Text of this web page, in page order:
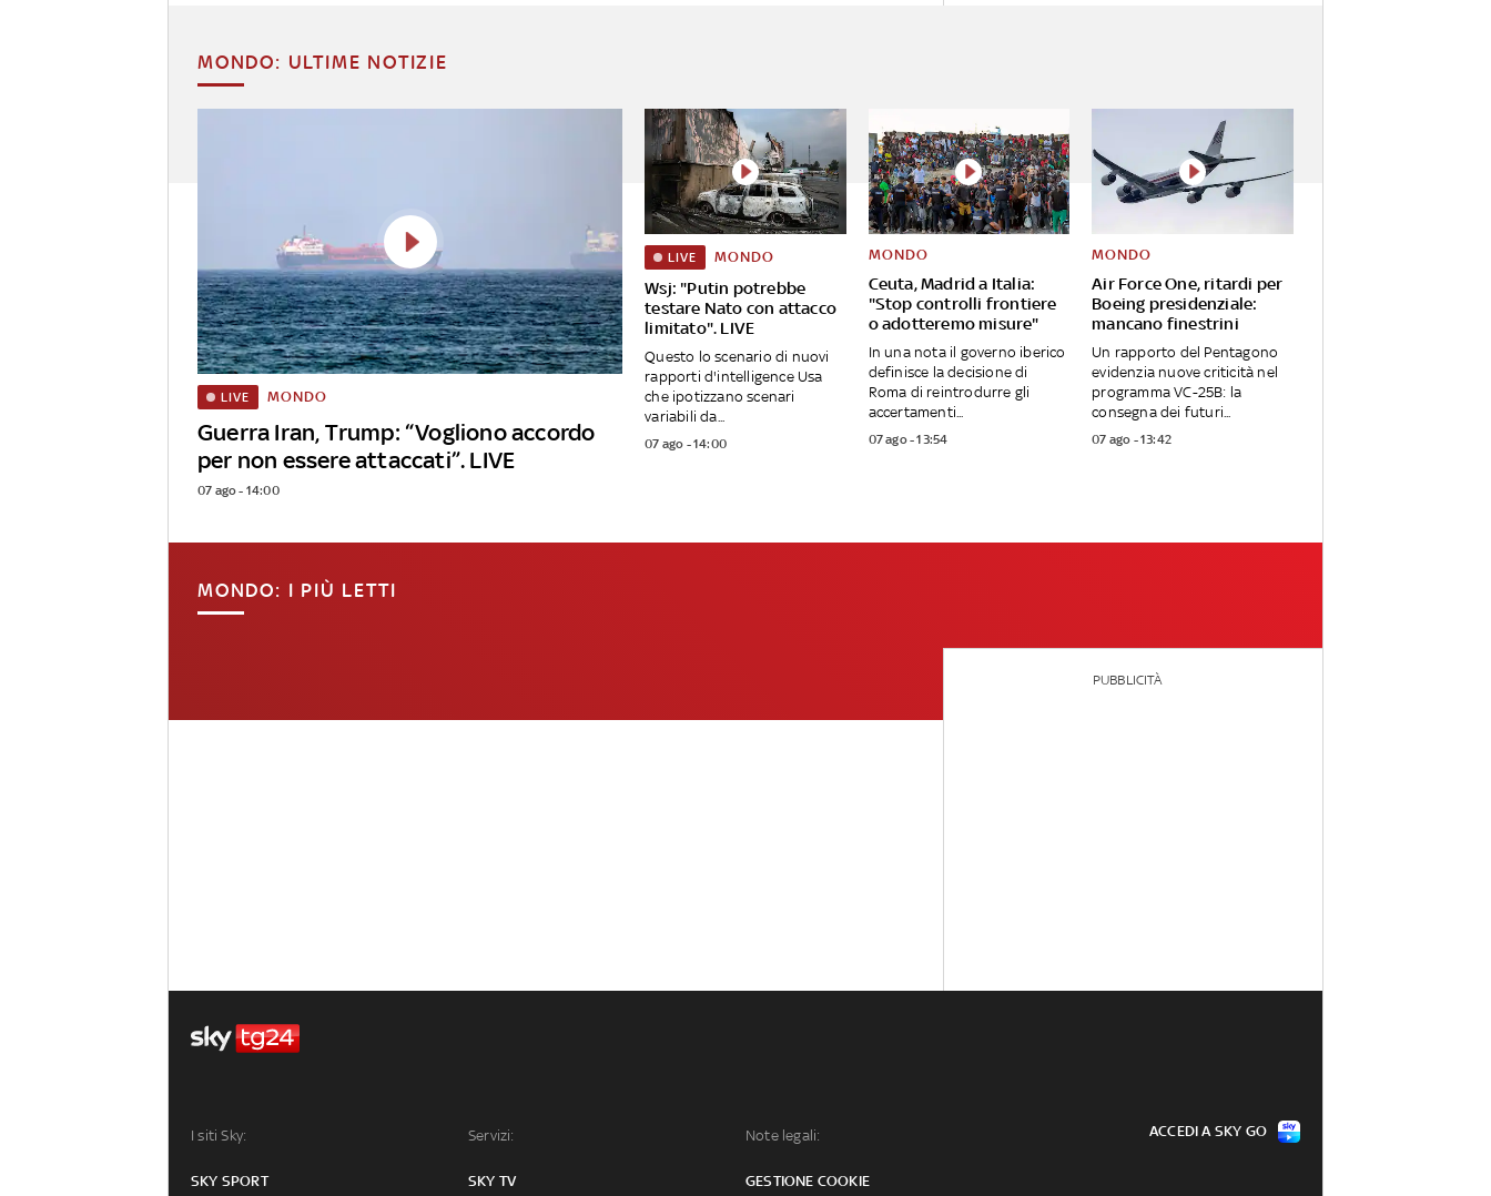
MONDO: ULTIME NOTIZIE
Guerra Iran, Trump: “Vogliono accordo
per non essere attaccati”. LIVE
LIVE MONDO
07 ago - 14:00
Wsj: "Putin potrebbe
testare Nato con attacco
limitato". LIVE
LIVE MONDO
Questo lo scenario di nuovi
rapporti d'intelligence Usa
che ipotizzano scenari
variabili da...
07 ago - 14:00
Ceuta, Madrid a Italia:
"Stop controlli frontiere
o adotteremo misure"
MONDO
In una nota il governo iberico
definisce la decisione di
Roma di reintrodurre gli
accertamenti...
07 ago - 13:54
Air Force One, ritardi per
Boeing presidenziale:
mancano finestrini
MONDO
Un rapporto del Pentagono
evidenzia nuove criticità nel
programma VC-25B: la
consegna dei futuri...
07 ago - 13:42
MONDO: I PIÙ LETTI
PUBBLICITÀ
I siti Sky:
SKY SPORT
Servizi:
SKY TV
Note legali:
GESTIONE COOKIE
ACCEDI A SKY GO